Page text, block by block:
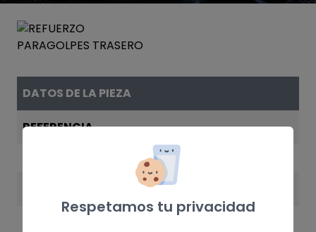
DATOS DE LA PIEZA
REFERENCIA
Respetamos tu privacidad